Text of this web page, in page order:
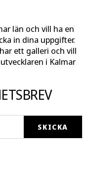
län och vill ha en
in dina uppgifter.
ett galleri och vill
i Kalmar